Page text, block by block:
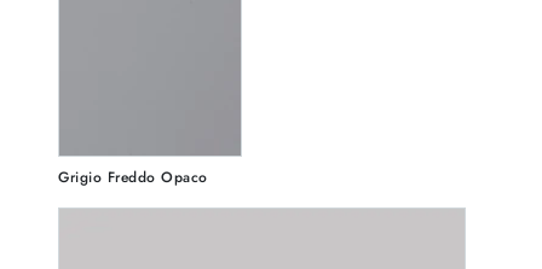
Grigio Freddo Opaco